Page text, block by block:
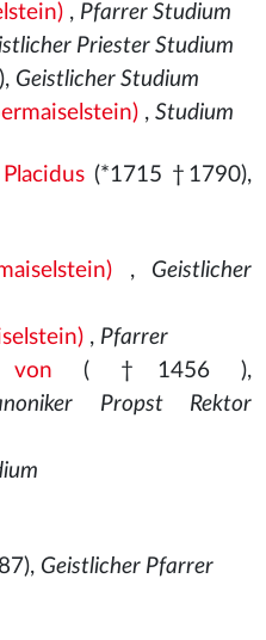
, Pfarrer Studium
Priester Studium
), Geistlicher Studium
, Studium
(*1715 †1790),
, Geistlicher
, Pfarrer
von ( †1456 ),
Propst Rektor
Geistlicher Pfarrer